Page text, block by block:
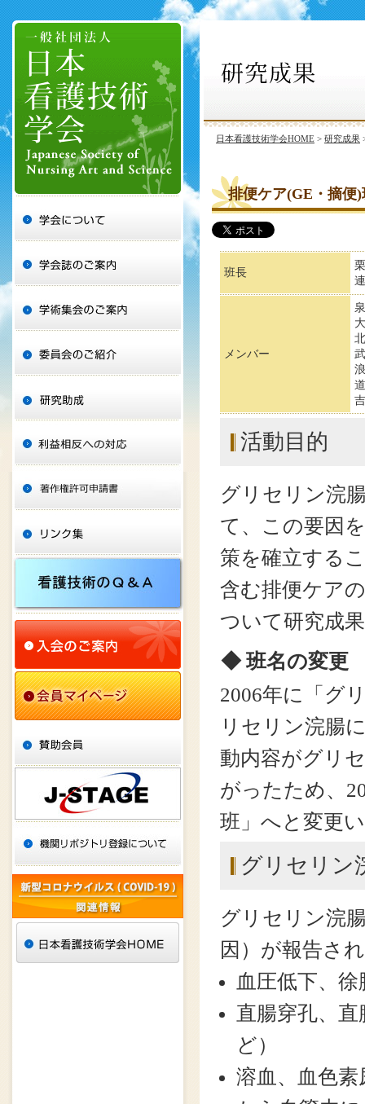
日本看護技術学会HOME > 研究成果
排便ケア(GE・摘便
班長
メンバー
活動目的
グリセリン浣
て、この要因
策を確立する
含む排便ケア
ついて研究成
◆ 班名の変更
2006年に「グ
リセリン浣腸
動内容がグリ
がったため、
班」へと変更
グリセリン
グリセリン浣
因）が報告さ
血圧低下、
直腸穿孔、
ど）
溶血、血色